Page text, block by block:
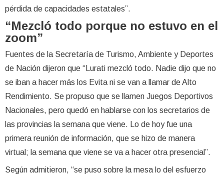
pérdida de capacidades estatales”.
“Mezcló todo porque no estuvo en el
zoom”
Fuentes de la Secretaría de Turismo, Ambiente y Deportes
de Nación dijeron que “Lurati mezcló todo. Nadie dijo que no
se iban a hacer más los Evita ni se van a llamar de Alto
Rendimiento. Se propuso que se llamen Juegos Deportivos
Nacionales, pero quedó en hablarse con los secretarios de
las provincias la semana que viene. Lo de hoy fue una
primera reunión de información, que se hizo de manera
virtual; la semana que viene se va a hacer otra presencial”.
Según admitieron, “se puso sobre la mesa lo del esfuerzo